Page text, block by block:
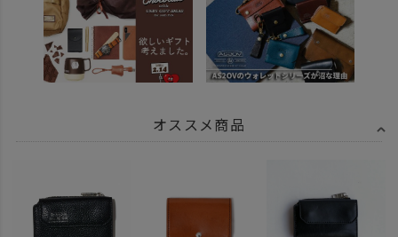
オススメ商品